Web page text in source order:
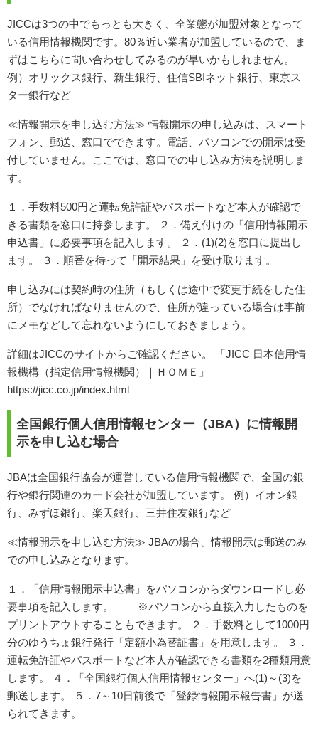
JICCは3つの中でもっとも大きく、全業態が加盟対象となって
いる信用情報機関です。80％近い業者が加盟しているので、ま
ずはこちらに問い合わせしてみるのが早いかもしれません。
例）オリックス銀行、新生銀行、住信SBIネット銀行、東京ス
ター銀行など
≪情報開示を申し込む方法≫ 情報開示の申し込みは、スマート
フォン、郵送、窓口でできます。電話、パソコンでの開示は受
付していません。ここでは、窓口での申し込み方法を説明しま
す。
１．手数料500円と運転免許証やパスポートなど本人が確認で
きる書類を窓口に持参します。 ２．備え付けの「信用情報開示
申込書」に必要事項を記入します。 ２．(1)(2)を窓口に提出し
ます。 ３．順番を待って「開示結果」を受け取ります。
申し込みには契約時の住所（もしくは途中で変更手続をした住
所）でなければなりませんので、住所が違っている場合は事前
にメモなどして忘れないようにしておきましょう。
詳細はJICCのサイトからご確認ください。 「JICC 日本信用情
報機構（指定信用情報機関）｜ＨＯＭＥ」
https://jicc.co.jp/index.html
全国銀行個人信用情報センター（JBA）に情報開
示を申し込む場合
JBAは全国銀行協会が運営している信用情報機関で、全国の銀
行や銀行関連のカード会社が加盟しています。 例）イオン銀
行、みずほ銀行、楽天銀行、三井住友銀行など
≪情報開示を申し込む方法≫ JBAの場合、情報開示は郵送のみ
での申し込みとなります。
１．「信用情報開示申込書」をパソコンからダウンロードし必
要事項を記入します。 ※パソコンから直接入力したものを
プリントアウトすることもできます。 ２．手数料として1000円
分のゆうちょ銀行発行「定額小為替証書」を用意します。 ３．
運転免許証やパスポートなど本人が確認できる書類を2種類用意
します。 ４．「全国銀行個人信用情報センター」へ(1)～(3)を
郵送します。 ５．7～10日前後で「登録情報開示報告書」が送
られてきます。